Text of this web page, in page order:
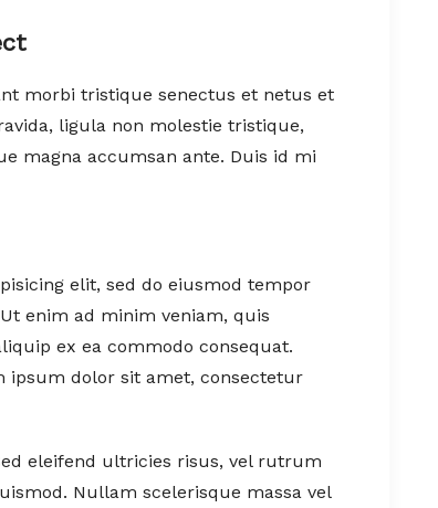
morbi tristique senectus et netus et
ligula non molestie tristique,
magna accumsan ante. Duis id mi
elit, sed do eiusmod tempor
enim ad minim veniam, quis
ex ea commodo consequat.
ipsum dolor sit amet, consectetur
eleifend ultricies risus, vel rutrum
Nullam scelerisque massa vel